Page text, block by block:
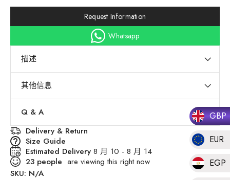
GBP
EUR
EGP
Request Information
Whatsapp
描述
其他信息
Q & A
Delivery & Return
Size Guide
Estimated Delivery 8 月 10 - 8 月 14
23 people are viewing this right now
SKU: N/A